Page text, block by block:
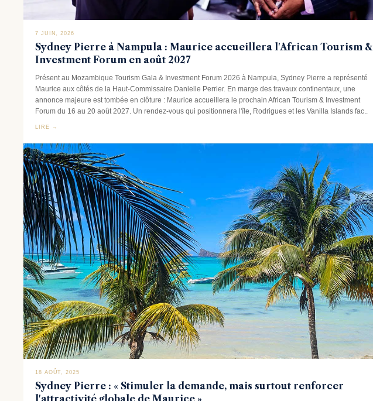
7 JUIN, 2026
Sydney Pierre à Nampula : Maurice accueillera l'African Tourism &
Investment Forum en août 2027
Présent au Mozambique Tourism Gala & Investment Forum 2026 à Nampula, Sydney Pierre a représenté
Maurice aux côtés de la Haut-Commissaire Danielle Perrier. En marge des travaux continentaux, une
annonce majeure est tombée en clôture : Maurice accueillera le prochain African Tourism & Investment
Forum du 16 au 20 août 2027. Un rendez-vous qui positionnera l'île, Rodrigues et les Vanilla Islands fac..
LIRE →
18 AOÛT, 2025
Sydney Pierre : « Stimuler la demande, mais surtout renforcer